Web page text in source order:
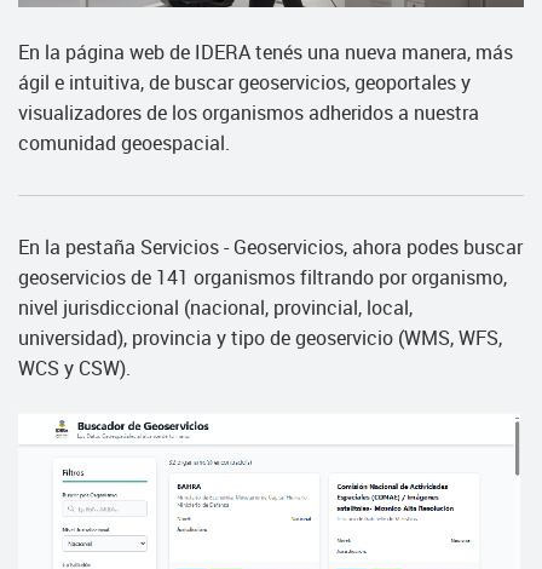
En la página web de IDERA tenés una nueva manera, más
ágil e intuitiva, de buscar geoservicios, geoportales y
visualizadores de los organismos adheridos a nuestra
comunidad geoespacial.
En la pestaña Servicios - Geoservicios, ahora podes buscar
geoservicios de 141 organismos filtrando por organismo,
nivel jurisdiccional (nacional, provincial, local,
universidad), provincia y tipo de geoservicio (WMS, WFS,
WCS y CSW).